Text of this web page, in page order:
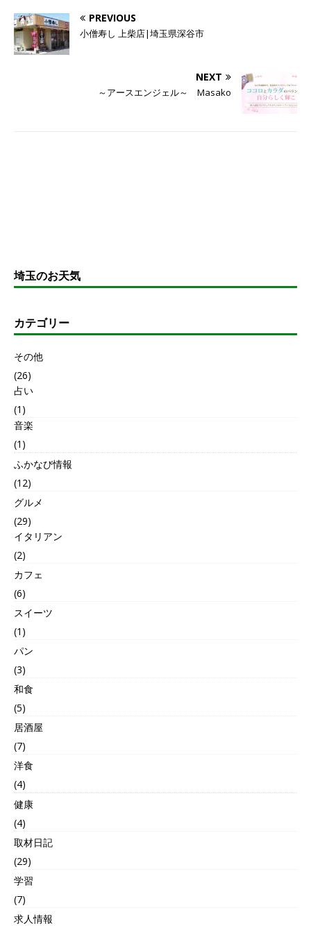
PREVIOUS
小僧寿し 上柴店|埼玉県深谷市
NEXT
～アースエンジェル～ Masako
埼玉のお天気
カテゴリー
その他
(26)
占い
(1)
音楽
(1)
ふかなび情報
(12)
グルメ
(29)
イタリアン
(2)
カフェ
(6)
スイーツ
(1)
パン
(3)
和食
(5)
居酒屋
(7)
洋食
(4)
健康
(4)
取材日記
(29)
学習
(7)
求人情報